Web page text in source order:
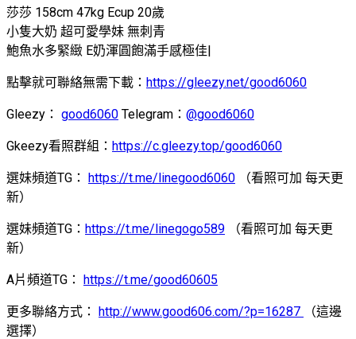
莎莎 158cm 47kg Ecup 20歲
小隻大奶 超可愛學妹 無刺青
鮑魚水多緊緻 E奶渾圓飽滿手感極佳|
點擊就可聯絡無需下載： https://gleezy.net/good6060
Gleezy： good6060 Telegram： @good6060
Gkeezy看照群組： https://c.gleezy.top/good6060
選妹頻道TG： https://t.me/linegood6060 （看照可加 每天更
新）
選妹頻道TG： https://t.me/linegogo589 （看照可加 每天更
新）
A片頻道TG： https://t.me/good60605
更多聯絡方式： http://www.good606.com/?p=16287
（這邊
選擇）